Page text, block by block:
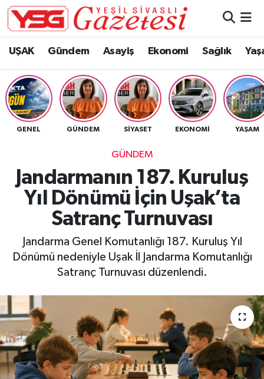
UŞAK Gündem Asayiş Ekonomi Sağlık
GENEL GÜNDEM SIYASET EKONOMI YAŞAM
GÜNDEM
Jandarmanın 187. Kuruluş
Yıl Dönümü İçin Uşak’ta
Satranç Turnuvası
Jandarma Genel Komutanlığı 187. Kuruluş Yıl
Dönümü nedeniyle Uşak İl Jandarma Komutanlığı
Satranç Turnuvası düzenlendi.
Hava Durumu
Namaz Vakitleri
Trafik Durumu
Tüm Manşetler
Son Dakika Haberleri
Haber Arşivi